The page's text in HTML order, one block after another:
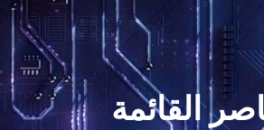
القائمة